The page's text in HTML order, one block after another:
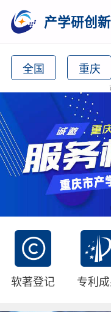
产学研创
全国 重庆
软著登记 专利